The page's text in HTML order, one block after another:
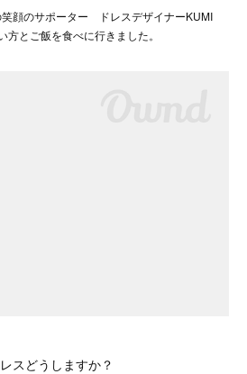
笑顔のサポーター ドレスデザイナーKUMI
とご飯を食べに行きました。
スどうしますか？